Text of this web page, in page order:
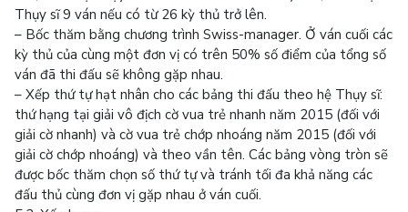
Thụy sĩ 9 ván nếu có từ 26 kỳ thủ trở lên.
– Bốc thăm bằng chương trình Swiss-manager. Ở ván cuối các
kỳ thủ của cùng một đơn vị có trên 50% số điểm của tổng số
ván đã thi đấu sẽ không gặp nhau.
– Xếp thứ tự hạt nhân cho các bảng thi đấu theo hệ Thụy sĩ:
thứ hạng tại giải vô địch cờ vua trẻ nhanh năm 2015 (đối với
giải cờ nhanh) và cờ vua trẻ chớp nhoáng năm 2015 (đối với
giải cờ chớp nhoáng) và theo vần tên. Các bảng vòng tròn sẽ
được bốc thăm chọn số thứ tự và tránh tối đa khả năng các
đấu thủ cùng đơn vị gặp nhau ở ván cuối.